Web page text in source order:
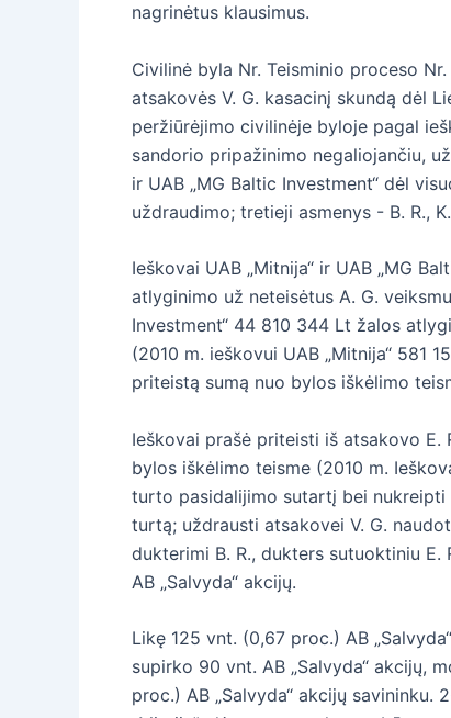
nagrinėtus klausimus.
Civilinė byla Nr. Teisminio proceso
atsakovės V. G. kasacinį skundą dėl
peržiūrėjimo civilinėje byloje pagal
sandorio pripažinimo negaliojančiu,
ir UAB „MG Baltic Investment“ dėl
uždraudimo; tretieji asmenys - B. R.,
Ieškovai UAB „Mitnija“ ir UAB „MG
atlyginimo už neteisėtus A. G.
Investment“ 44 810 344 Lt žalos
(2010 m. ieškovui UAB „Mitnija“ 581
priteistą sumą nuo bylos iškėlimo
Ieškovai prašė priteisti iš atsakovo E.
bylos iškėlimo teisme (2010 m.
turto pasidalijimo sutartį bei nukreipti
turtą; uždrausti atsakovei V. G.
dukterimi B. R., dukters sutuoktiniu
AB „Salvyda“ akcijų.
Likę 125 vnt. (0,67 proc.) AB
supirko 90 vnt. AB „Salvyda“ akcijų,
proc.) AB „Salvyda“ akcijų savininku.